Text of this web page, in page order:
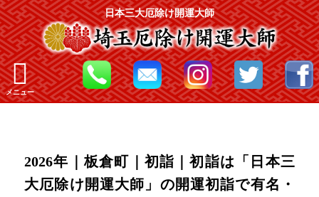
日本三大厄除け開運大師
メニュー
2026年｜板倉町｜初詣｜初詣は「日本三
大厄除け開運大師」の開運初詣で有名・